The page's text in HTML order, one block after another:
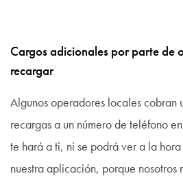
Cargos adicionales por parte de
recargar
Algunos operadores locales cobran
recargas a un número de teléfono
te hará a ti, ni se podrá ver a la
nuestra aplicación, porque nosotros